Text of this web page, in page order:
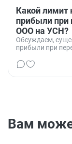
Какой лимит
прибыли при
ООО на УСН?
Обсуждаем,
прибыли при
Вам